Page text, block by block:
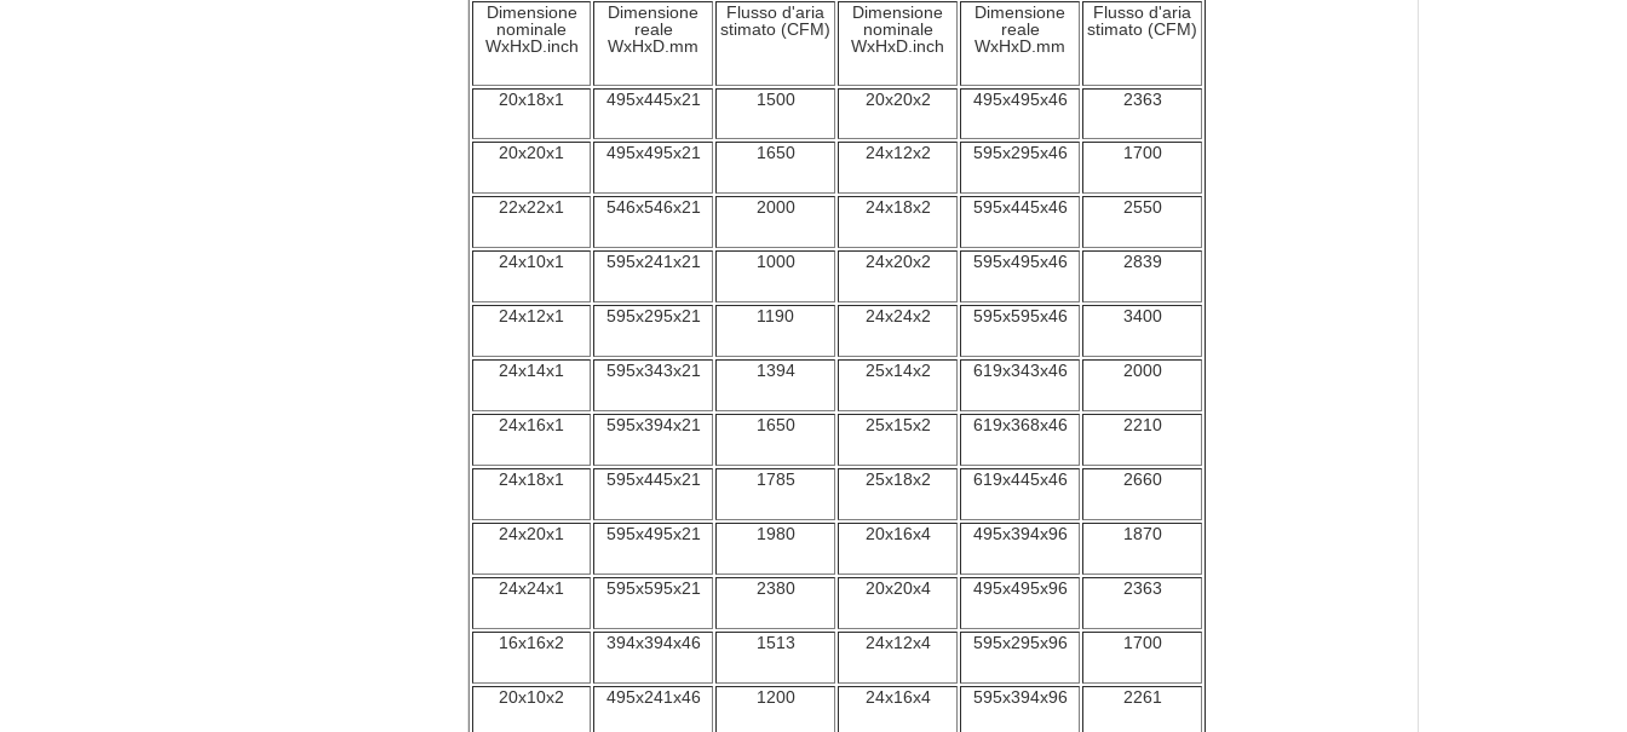
Dimensione
nominale
WxHxD.inch
Dimensione
reale
WxHxD.mm
Flusso d'aria
stimato (CFM)
Dimensione
nominale
WxHxD.inch
Dimensione
reale
WxHxD.mm
Flusso d'aria
stimato (CFM)
20x18x1 495x445x21 1500 20x20x2 495x495x46 2363
20x20x1 495x495x21 1650 24x12x2 595x295x46 1700
22x22x1 546x546x21 2000 24x18x2 595x445x46 2550
24x10x1 595x241x21 1000 24x20x2 595x495x46 2839
24x12x1 595x295x21 1190 24x24x2 595x595x46 3400
24x14x1 595x343x21 1394 25x14x2 619x343x46 2000
24x16x1 595x394x21 1650 25x15x2 619x368x46 2210
24x18x1 595x445x21 1785 25x18x2 619x445x46 2660
24x20x1 595x495x21 1980 20x16x4 495x394x96 1870
24x24x1 595x595x21 2380 20x20x4 495x495x96 2363
16x16x2 394x394x46 1513 24x12x4 595x295x96 1700
20x10x2 495x241x46 1200 24x16x4 595x394x96 2261